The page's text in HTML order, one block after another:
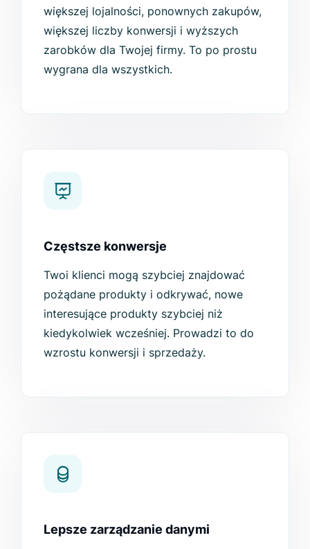
większej lojalności, ponownych zakupów,
większej liczby konwersji i wyższych
zarobków dla Twojej firmy. To po prostu
wygrana dla wszystkich.
Częstsze konwersje
Twoi klienci mogą szybciej znajdować
pożądane produkty i odkrywać, nowe
interesujące produkty szybciej niż
kiedykolwiek wcześniej. Prowadzi to do
wzrostu konwersji i sprzedaży.
Lepsze zarządzanie danymi